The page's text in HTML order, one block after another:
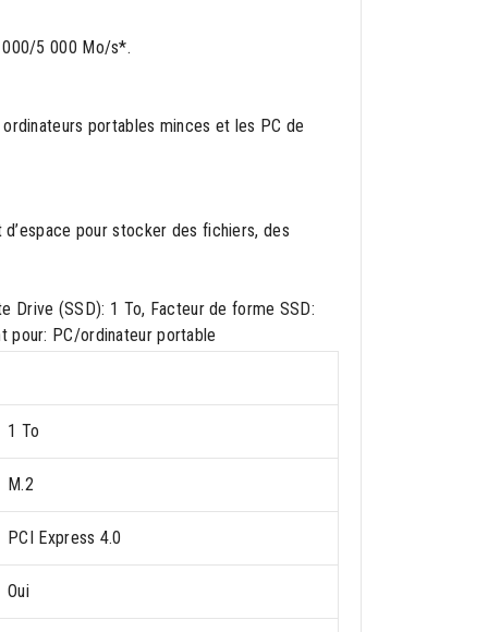
5 000 Mo/s*.
portables minces et les PC de
pour stocker des fichiers, des
Drive (SSD): 1 To, Facteur de forme SSD:
pour: PC/ordinateur portable
1 To
M.2
PCI Express 4.0
Oui